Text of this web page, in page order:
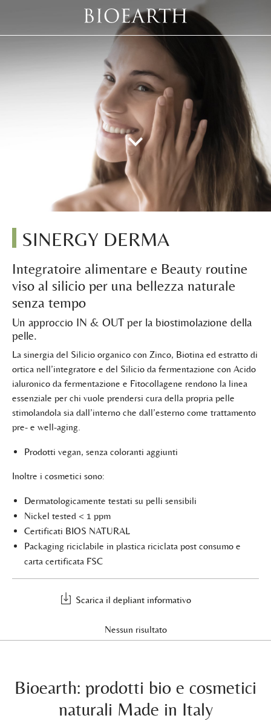
SINERGY DERMA
Integratoire alimentare e Beauty routine
viso al silicio per una bellezza naturale
senza tempo
Un approccio IN & OUT per la biostimolazione della
pelle.
La sinergia del Silicio organico con Zinco, Biotina ed estratto di
ortica nell’integratore e del Silicio da fermentazione con Acido
ialuronico da fermentazione e Fitocollagene rendono la linea
essenziale per chi vuole prendersi cura della propria pelle
stimolandola sia dall’interno che dall’esterno come trattamento
pre- e well-aging.
Prodotti vegan, senza coloranti aggiunti
Inoltre i cosmetici sono:
Dermatologicamente testati su pelli sensibili
Nickel tested < 1 ppm
Certificati BIOS NATURAL
Packaging riciclabile in plastica riciclata post consumo e
carta certificata FSC
Scarica il depliant informativo
Nessun risultato
Bioearth: prodotti bio e cosmetici
naturali Made in Italy